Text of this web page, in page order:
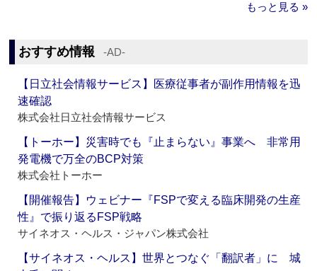
もっと見る »
おすすめ情報 ‐AD‐
【日立社会情報サービス】医療従事者が副作用情報を迅
速確認
株式会社日立社会情報サービス
【トーホー】災害時でも『止まらない』事業へ 非常用
発電機で万全のBCP対策
株式会社トーホー
【開催報告】ウェビナー『FSPで変える臨床開発の生産
性』で振り返るFSP戦略
サイネオス・ヘルス・ジャパン株式会社
【サイネオス・ヘルス】世界とつなぐ「翻訳者」に 城